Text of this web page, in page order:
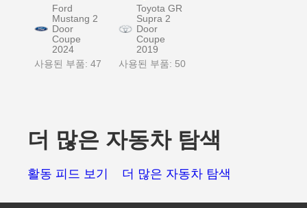
Ford
Mustang 2
Door
Coupe
2024
사용된 부품: 47
Toyota GR
Supra 2
Door
Coupe
2019
사용된 부품: 50
더 많은 자동차 탐색
활동 피드 보기 더 많은 자동차 탐색